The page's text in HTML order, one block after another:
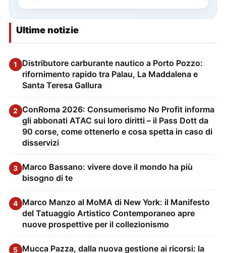
Ultime notizie
1
Distributore carburante nautico a Porto Pozzo:
rifornimento rapido tra Palau, La Maddalena e
Santa Teresa Gallura
2 ConRoma 2026: Consumerismo No Profit informa
gli abbonati ATAC sui loro diritti – il Pass Dott da
90 corse, come ottenerlo e cosa spetta in caso di
disservizi
3 Marco Bassano: vivere dove il mondo ha più
bisogno di te
4 Marco Manzo al MoMA di New York: il Manifesto
del Tatuaggio Artistico Contemporaneo apre
nuove prospettive per il collezionismo
5 Mucca Pazza, dalla nuova gestione ai ricorsi: la